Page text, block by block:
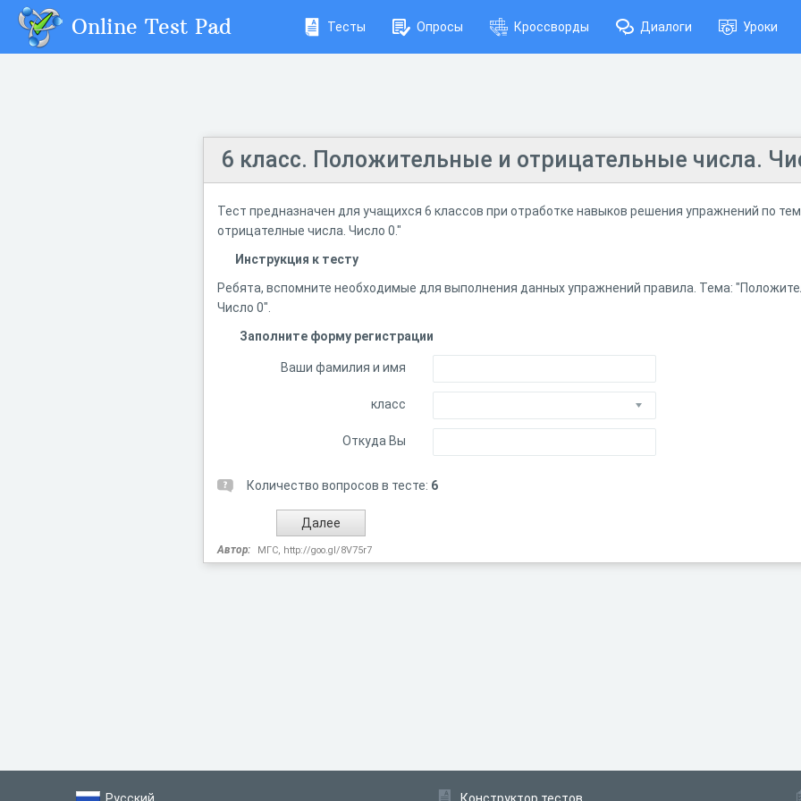
Online Test Pad Тесты Опросы Кроссворды Диалоги Уроки
6 класс. Положительные и отрицательные числа.
Тест предназначен для учащихся 6 классов при отработке навыков решения упражнений по
отрицателные числа. Число 0."
Инструкция к тесту
Ребята, вспомните необходимые для выполнения данных упражнений правила. Тема:
Число 0".
Заполните форму регистрации
Ваши фамилия и имя
класс
Откуда Вы
Количество вопросов в тесте: 6
Автор: МГС, http://goo.gl/8V75r7